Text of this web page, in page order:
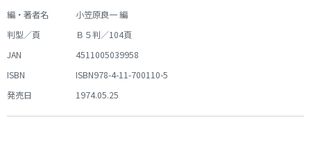
編・著者名
小笠原良一 編
判型／頁
Ｂ５判／104頁
JAN
4511005039958
ISBN
ISBN978-4-11-700110-5
発売日
1974.05.25